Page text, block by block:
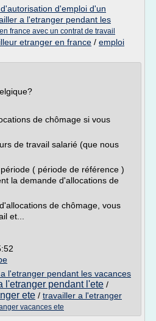
d'emploi d'un
a l'etranger pendant les
france avec un contrat de travail
etranger en france / emploi
de chômage si vous
de travail salarié (que nous
( période de référence )
la demande d'allocations de
de chômage, vous
et...
l'etranger pendant les vacances
l'etranger pendant l'ete /
ete / travailler a l'etranger
vacances ete